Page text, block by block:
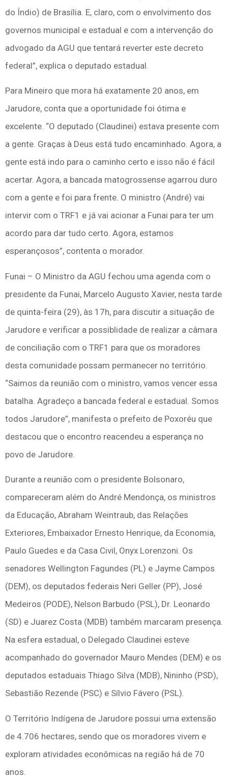
do Índio) de Brasília. E, claro, com o envolvimento dos
governos municipal e estadual e com a intervenção do
advogado da AGU que tentará reverter este decreto
federal”, explica o deputado estadual.
Para Mineiro que mora há exatamente 20 anos, em
Jarudore, conta que a oportunidade foi ótima e
excelente. “O deputado (Claudinei) estava presente com
a gente. Graças à Deus está tudo encaminhado. Agora, a
gente está indo para o caminho certo e isso não é fácil
acertar. Agora, a bancada matogrossense agarrou duro
com a gente e foi para frente. O ministro (André) vai
intervir com o TRF1 e já vai acionar a Funai para ter um
acordo para dar tudo certo. Agora, estamos
esperançosos”, contenta o morador.
Funai – O Ministro da AGU fechou uma agenda com o
presidente da Funai, Marcelo Augusto Xavier, nesta tarde
de quinta-feira (29), às 17h, para discutir a situação de
Jarudore e verificar a possiblidade de realizar a câmara
de conciliação com o TRF1 para que os moradores
desta comunidade possam permanecer no território.
“Saimos da reunião com o ministro, vamos vencer essa
batalha. Agradeço a bancada federal e estadual. Somos
todos Jarudore”, manifesta o prefeito de Poxoréu que
destacou que o encontro reacendeu a esperança no
povo de Jarudore.
Durante a reunião com o presidente Bolsonaro,
compareceram além do André Mendonça, os ministros
da Educação, Abraham Weintraub, das Relações
Exteriores, Embaixador Ernesto Henrique, da Economia,
Paulo Guedes e da Casa Civil, Onyx Lorenzoni. Os
senadores Wellington Fagundes (PL) e Jayme Campos
(DEM), os deputados federais Neri Geller (PP), José
Medeiros (PODE), Nelson Barbudo (PSL), Dr. Leonardo
(SD) e Juarez Costa (MDB) também marcaram presença.
Na esfera estadual, o Delegado Claudinei esteve
acompanhado do governador Mauro Mendes (DEM) e os
deputados estaduais Thiago Silva (MDB), Nininho (PSD),
Sebastião Rezende (PSC) e Sílvio Fávero (PSL).
O Território Indígena de Jarudore possui uma extensão
de 4.706 hectares, sendo que os moradores vivem e
exploram atividades econômicas na região há de 70
anos.